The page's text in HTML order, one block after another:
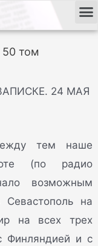
том
24 МАЯ
тем наше
(по радио
возможным
Севастополь на
на всех трех
Финляндией и с